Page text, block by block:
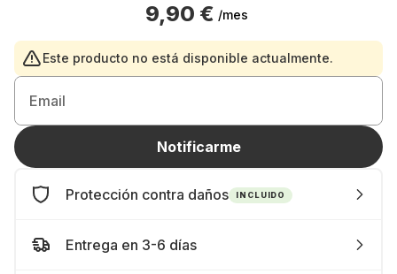
9,90 € /mes
Este producto no está disponible actualmente.
Email
Notificarme
Protección contra daños INCLUIDO
Entrega en 3-6 días